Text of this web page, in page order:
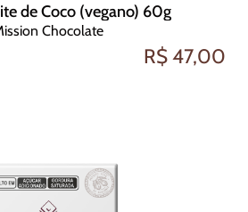
de Coco (vegano) 60g
Chocolate
R$ 47,00